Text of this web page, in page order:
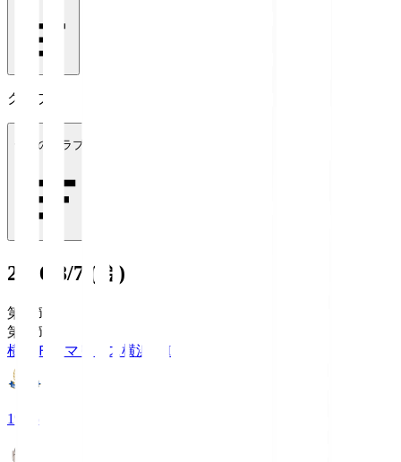
クラブ
全てのクラブ
2026/8/7 (金)
第1節
第1節
横浜Ｆ・マリノス横浜FM
19:25